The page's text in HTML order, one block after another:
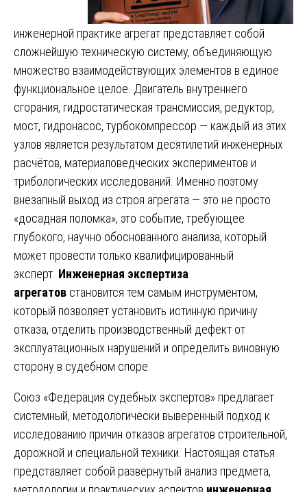
инженерной практике агрегат представляет собой
сложнейшую техническую систему, объединяющую
множество взаимодействующих элементов в единое
функциональное целое. Двигатель внутреннего
сгорания, гидростатическая трансмиссия, редуктор,
мост, гидронасос, турбокомпрессор — каждый из этих
узлов является результатом десятилетий инженерных
расчётов, материаловедческих экспериментов и
трибологических исследований. Именно поэтому
внезапный выход из строя агрегата — это не просто
«досадная поломка», это событие, требующее
глубокого, научно обоснованного анализа, который
может провести только квалифицированный
эксперт. Инженерная экспертиза
агрегатов становится тем самым инструментом,
который позволяет установить истинную причину
отказа, отделить производственный дефект от
эксплуатационных нарушений и определить виновную
сторону в судебном споре.
Союз «Федерация судебных экспертов» предлагает
системный, методологически выверенный подход к
исследованию причин отказов агрегатов строительной,
дорожной и специальной техники. Настоящая статья
представляет собой развёрнутый анализ предмета,